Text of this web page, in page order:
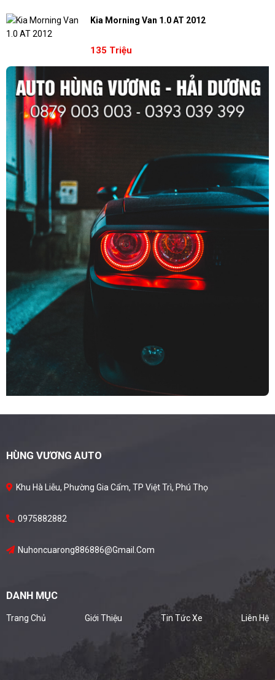
Kia Morning Van 1.0 AT 2012
135 Triệu
HÙNG VƯƠNG AUTO
Khu Hà Liễu, Phường Gia Cẩm, TP Việt Trì, Phú Thọ
0975882882
Nuhoncuarong886886@gmail.com
DANH MỤC
Trang Chủ Giới Thiệu Tin Tức Xe Liên Hệ